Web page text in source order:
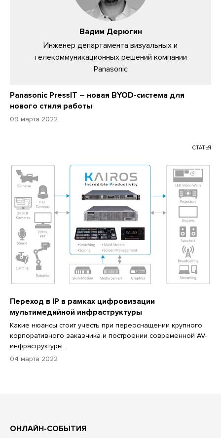
Вадим Дерюгин
Инженер департамента визуальных и
телекоммуникационных решений компании
Panasonic
Panasonic PressIT – новая BYOD-система для
нового стиля работы
09 марта 2022
СТАТЬЯ
Переход в IP в рамках цифровизации
мультимедийной инфраструктуры
Какие нюансы стоит учесть при переоснащении крупного
корпоративного заказчика и построении современной AV-
инфраструктуры.
04 марта 2022
ОНЛАЙН-СОБЫТИЯ